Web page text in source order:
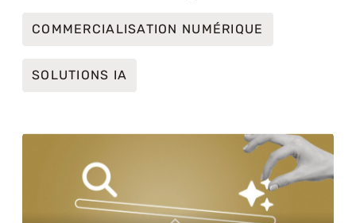
COMMERCIALISATION NUMÉRIQUE
SOLUTIONS IA